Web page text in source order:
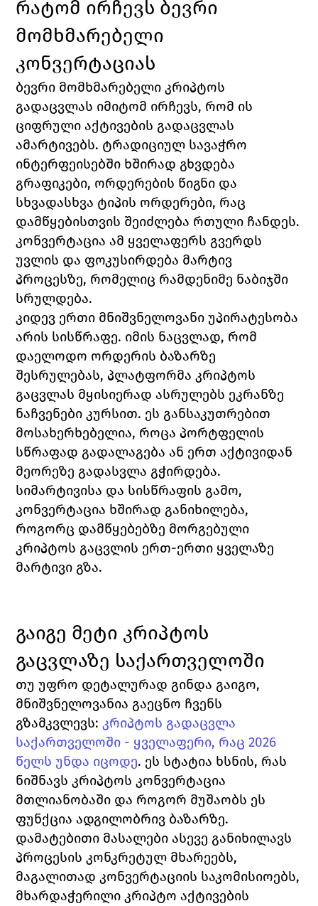
რატომ ირჩევს ბევრი
მომხმარებელი
კონვერტაციას
ბევრი მომხმარებელი კრიპტოს
გადაცვლას იმიტომ ირჩევს, რომ ის
ციფრული აქტივების გადაცვლას
ამარტივებს. ტრადიციულ სავაჭრო
ინტერფეისებში ხშირად გხვდება
გრაფიკები, ორდერების წიგნი და
სხვადასხვა ტიპის ორდერები, რაც
დამწყებისთვის შეიძლება რთული ჩანდეს.
კონვერტაცია ამ ყველაფერს გვერდს
უვლის და ფოკუსირდება მარტივ
პროცესზე, რომელიც რამდენიმე ნაბიჯში
სრულდება.
კიდევ ერთი მნიშვნელოვანი უპირატესობა
არის სისწრაფე. იმის ნაცვლად, რომ
დაელოდო ორდერის ბაზარზე
შესრულებას, პლატფორმა კრიპტოს
გაცვლას მყისიერად ასრულებს ეკრანზე
ნაჩვენები კურსით. ეს განსაკუთრებით
მოსახერხებელია, როცა პორტფელის
სწრაფად გადალაგება ან ერთ აქტივიდან
მეორეზე გადასვლა გჭირდება.
სიმარტივისა და სისწრაფის გამო,
კონვერტაცია ხშირად განიხილება,
როგორც დამწყებებზე მორგებული
კრიპტოს გაცვლის ერთ-ერთი ყველაზე
მარტივი გზა.
გაიგე მეტი კრიპტოს
გაცვლაზე საქართველოში
თუ უფრო დეტალურად გინდა გაიგო,
მნიშვნელოვანია გაეცნო ჩვენს
გზამკვლევს: კრიპტოს გადაცვლა
საქართველოში - ყველაფერი, რაც 2026
წელს უნდა იცოდე. ეს სტატია ხსნის, რას
ნიშნავს კრიპტოს კონვერტაცია
მთლიანობაში და როგორ მუშაობს ეს
ფუნქცია ადგილობრივ ბაზარზე.
დამატებითი მასალები ასევე განიხილავს
პროცესის კონკრეტულ მხარეებს,
მაგალითად კონვერტაციის საკომისიოებს,
მხარდაჭერილი კრიპტო აქტივების